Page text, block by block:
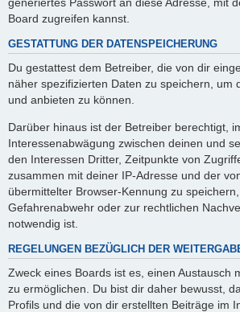
Board zugreifen kannst.
GESTATTUNG DER DATENSPEICHERUNG
Du gestattest dem Betreiber, die von dir
näher spezifizierten Daten zu speichern, um
und anbieten zu können.
Darüber hinaus ist der Betreiber berechtigt,
Interessenabwägung zwischen deinen und
den Interessen Dritter, Zeitpunkte von
zusammen mit deiner IP-Adresse und der
übermittelter Browser-Kennung zu
Gefahrenabwehr oder zur rechtlichen
notwendig ist.
REGELUNGEN BEZÜGLICH DER
Zweck eines Boards ist es, einen Austausch
zu ermöglichen. Du bist dir daher bewusst,
Profils und die von dir erstellten Beiträge im